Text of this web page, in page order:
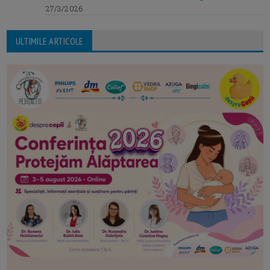
27/3/2026
ULTIMILE ARTICOLE